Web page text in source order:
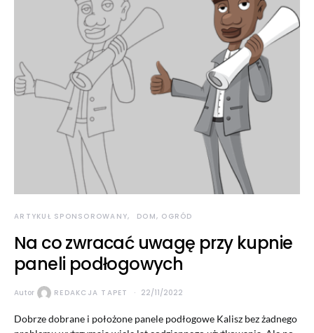
ARTYKUŁ SPONSOROWANY DOM, OGRÓD
Na co zwracać uwagę przy kupnie
paneli podłogowych
Autor REDAKCJA TAPET 22/11/2022
Dobrze dobrane i położone panele podłogowe Kalisz bez żadnego